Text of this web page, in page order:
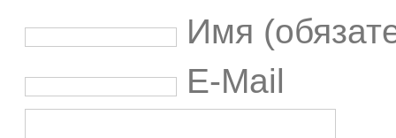
Имя
E-Mail